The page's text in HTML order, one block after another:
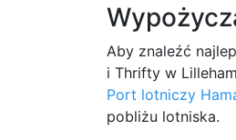
Aby znaleźć
i Thrifty w
Port lotniczy
pobliżu lotniska.